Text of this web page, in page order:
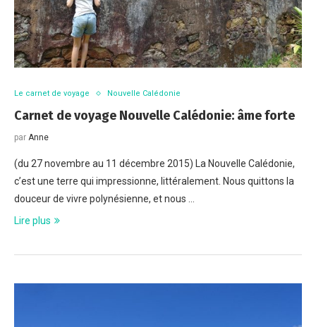
Le carnet de voyage Nouvelle Calédonie
Carnet de voyage Nouvelle Calédonie: âme forte
par Anne
(du 27 novembre au 11 décembre 2015) La Nouvelle Calédonie,
c’est une terre qui impressionne, littéralement. Nous quittons la
douceur de vivre polynésienne, et nous …
Lire plus